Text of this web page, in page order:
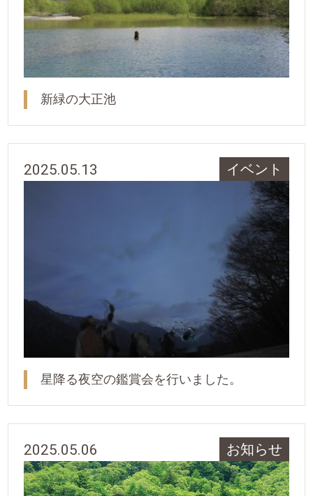
新緑の大正池
2025.05.13 イベント
星降る夜空の鑑賞会を行いました。
2025.05.06 お知らせ